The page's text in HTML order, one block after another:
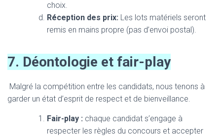
choix.
Réception des prix: Les lots matériels seront
remis en mains propre (pas d’envoi postal).
7. Déontologie et fair-play
Malgré la compétition entre les candidats, nous tenons à
garder un état d’esprit de respect et de bienveillance.
Fair-play : chaque candidat s’engage à
respecter les règles du concours et accepter